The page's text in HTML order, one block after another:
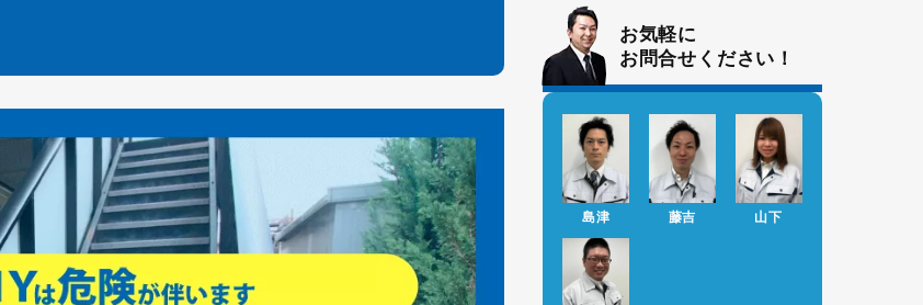
期間の営業について
2023.05.01
お知らせ
2023年ゴールデンウィーク
期間の営業について
2023.01.25
お知らせ
2023年2月と3月の大規模
修繕で損する人、得する人を大公開セ
ミナー
2022.10.13
お知らせ
2022年11月と12月の大規
模修繕で損する人、得する人を大公開
セミナー
お気軽に
お問合せください！
島津 藤吉 山下